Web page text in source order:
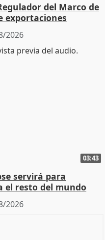
del Marco de
exportaciones
2026
03:43
servirá para
el resto del mundo
2026